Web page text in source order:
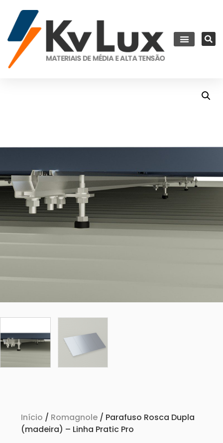
Início / Romagnole / Parafuso Rosca Dupla
(madeira) – Linha Pratic Pro